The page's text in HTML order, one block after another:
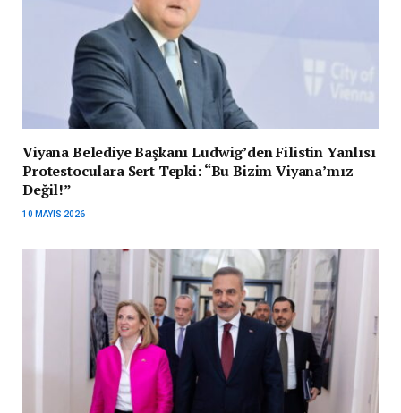
Viyana Belediye Başkanı Ludwig’den Filistin Yanlısı
Protestoculara Sert Tepki: “Bu Bizim Viyana’mız
Değil!”
10 MAYIS 2026